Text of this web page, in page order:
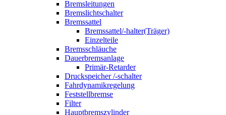
Bremsleitungen
Bremslichtschalter
Bremssattel
Bremssattel/-halter(Träger)
Einzelteile
Bremsschläuche
Dauerbremsanlage
Primär-Retarder
Druckspeicher /-schalter
Fahrdynamikregelung
Feststellbremse
Filter
Hauptbremszylinder